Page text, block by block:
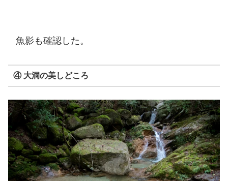
魚影も確認した。
④ 大洞の美しどころ